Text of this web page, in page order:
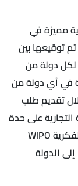
مميزة في
توقيعها بين
122 دولة، يوفر لكل دولة من
في أي دولة من
تقديم طلب
على حدة
من خلال المنظمة العالمية لحماية الملكيات الفكرية WIPO
الدولة